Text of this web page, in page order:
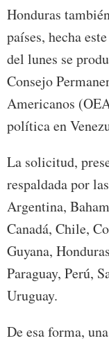
Honduras
países, hecha
del lunes se
Consejo
Americanos
política en
La solicitud,
respaldada por
Argentina,
Canadá, Chile,
Guyana, Honduras
Paraguay, Perú,
Uruguay.
De esa forma,